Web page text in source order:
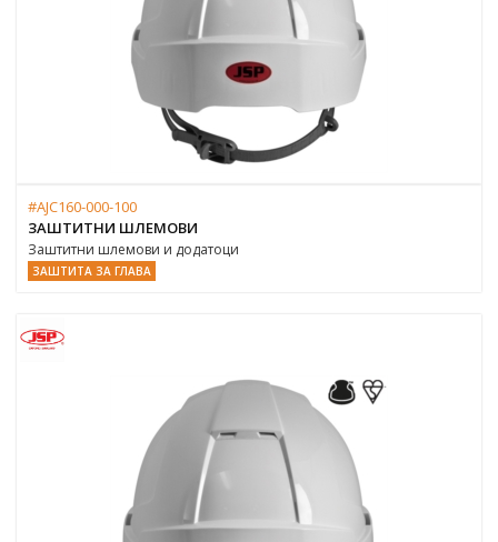
#AJC160-000-100
ЗАШТИТНИ ШЛЕМОВИ
Заштитни шлемови и додатоци
ЗАШТИТА ЗА ГЛАВА